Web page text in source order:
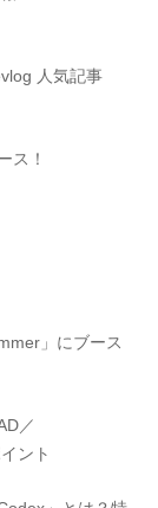
人気記事
ス！
」にブース
／
ント